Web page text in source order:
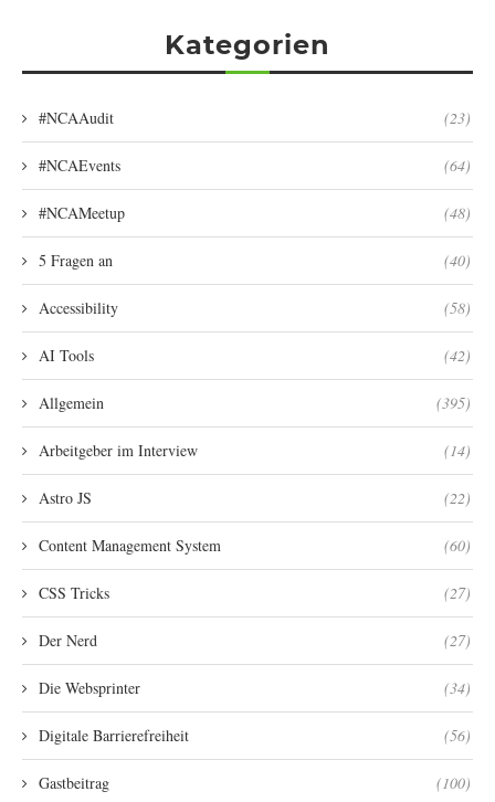
Kategorien
#NCAAudit (23)
#NCAEvents (64)
#NCAMeetup (48)
5 Fragen an (40)
Accessibility (58)
AI Tools (42)
Allgemein (395)
Arbeitgeber im Interview (14)
Astro JS (22)
Content Management System (60)
CSS Tricks (27)
Der Nerd (27)
Die Websprinter (34)
Digitale Barrierefreiheit (56)
Gastbeitrag (100)